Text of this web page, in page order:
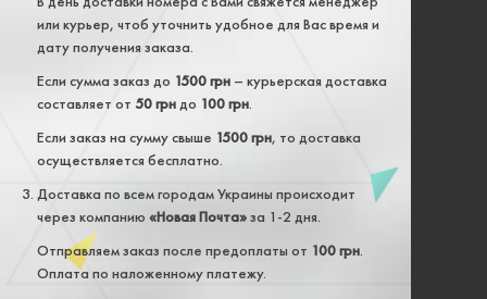
или курьер, чтоб уточнить удобное для Вас время и
дату получения заказа.
Если сумма заказ до 1500 грн – курьерская доставка
составляет от 50 грндо 100 грн.
Если заказ на сумму свыше 1500 грн, то доставка
осуществляется бесплатно.
Доставка по всем городам Украины происходит
через компанию «Новая Почта»за 1-2 дня.
Отправляем заказ после предоплаты от 100 грн.
Оплата по наложенному платежу.